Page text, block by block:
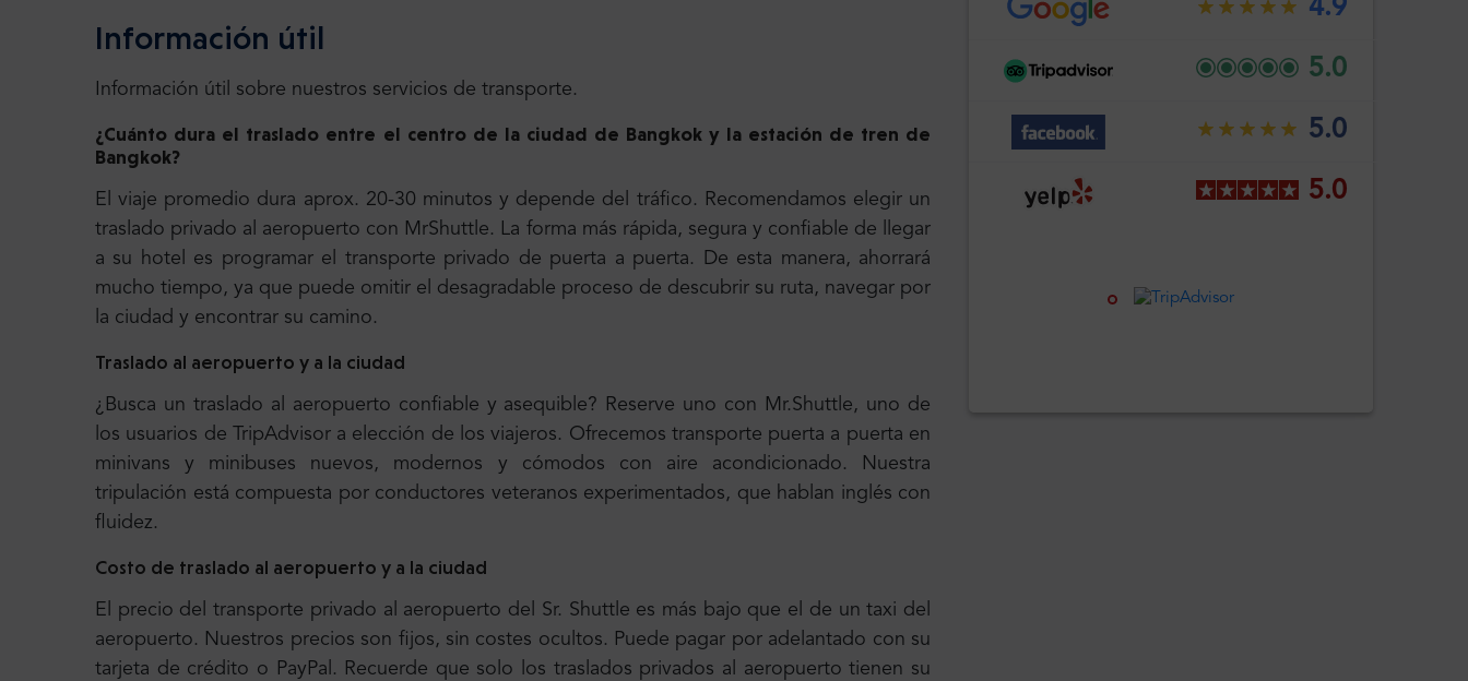
4.9
5.0
5.0
5.0
Información útil
Información útil sobre nuestros servicios de transporte.
¿Cuánto dura el traslado entre el centro de la ciudad de Bangkoky la estación de tren de
Bangkok?
El viaje promedio dura aprox. 20-30 minutos y depende del tráfico. Recomendamos elegir un
traslado privado al aeropuerto con MrShuttle. La forma más rápida, segura y confiable de llegar
a su hotel es programar el transporte privado de puerta a puerta. De esta manera, ahorrará
mucho tiempo, ya que puede omitir el desagradable proceso de descubrir su ruta, navegar por
la ciudad y encontrar su camino.
Traslado al aeropuerto y a la ciudad
¿Busca un traslado al aeropuerto confiable y asequible? Reserve uno con Mr.Shuttle, uno de
los usuarios de TripAdvisor a elección de los viajeros. Ofrecemos transporte puerta a puerta en
minivans y minibuses nuevos, modernos y cómodos con aire acondicionado. Nuestra
tripulación está compuesta por conductores veteranos experimentados, que hablan inglés con
fluidez.
Costo de traslado al aeropuerto y a la ciudad
El precio del transporte privado al aeropuerto del Sr. Shuttle es más bajo que el de un taxi del
aeropuerto. Nuestros precios son fijos, sin costes ocultos. Puede pagar por adelantado con su
tarjeta de crédito o PayPal. Recuerde que solo los traslados privados al aeropuerto tienen su